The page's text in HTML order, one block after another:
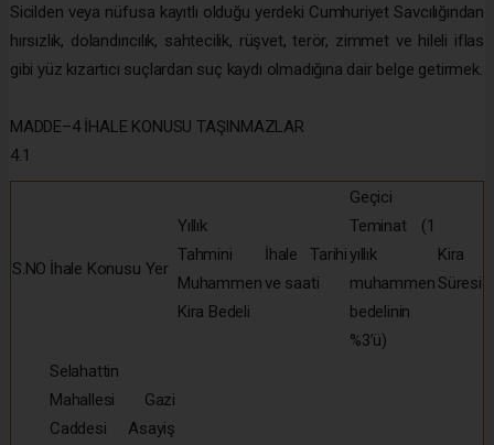
Sicilden veya nüfusa kayıtlı olduğu yerdeki Cumhuriyet Savcılığından
hırsızlık, dolandırıcılık, sahtecilik, rüşvet, terör, zimmet ve hileli iflas
gibi yüz kızartıcı suçlardan suç kaydı olmadığına dair belge getirmek.
MADDE–4 İHALE KONUSU TAŞINMAZLAR
4.1
S.NO İhale Konusu Yer
Yıllık
Tahmini
Muhammen
Kira Bedeli
İhale Tarihi
ve saati
Geçici
Teminat (1
yıllık
muhammen
bedelinin
%3’ü)
Kira
Süresi
Selahattin
Mahallesi Gazi
Caddesi Asayiş